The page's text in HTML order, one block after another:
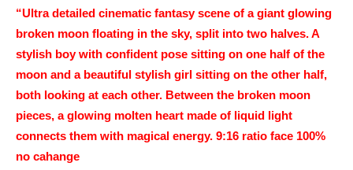
“Ultra detailed cinematic fantasy scene of a giant glowing
broken moon floating in the sky, split into two halves. A
stylish boy with confident pose sitting on one half of the
moon and a beautiful stylish girl sitting on the other half,
both looking at each other. Between the broken moon
pieces, a glowing molten heart made of liquid light
connects them with magical energy. 9:16 ratio face 100%
no cahange